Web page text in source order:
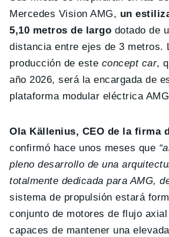
Mercedes Vision AMG, un
5,10 metros de largo dotado de
distancia entre ejes de 3 metros.
producción de este concept car,
año 2026, será la encargada de
plataforma modular eléctrica
Ola Källenius, CEO de la firma
confirmó hace unos meses que
pleno desarrollo de una
totalmente dedicada para AMG,
sistema de propulsión estará
conjunto de motores de flujo
capaces de mantener una